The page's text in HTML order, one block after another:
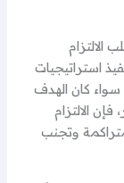
استراتيجيات
سواء كان الهدف
الالتزام
وتجنب